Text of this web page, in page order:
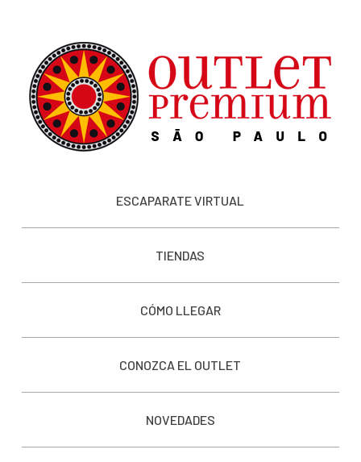
ESCAPARATE VIRTUAL
TIENDAS
CÓMO LLEGAR
CONOZCA EL OUTLET
NOVEDADES